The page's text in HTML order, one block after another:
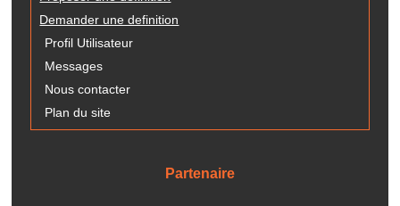
Demander une definition
Profil Utilisateur
Messages
Nous contacter
Plan du site
Partenaire